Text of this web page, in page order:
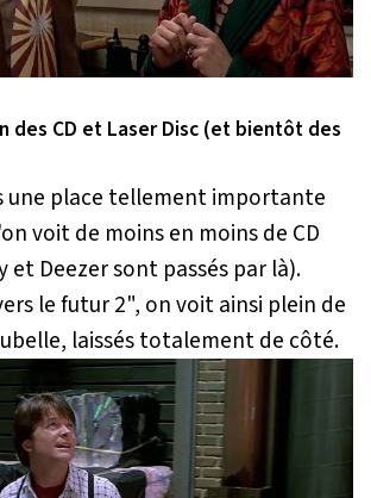
des CD et Laser Disc (et bientôt des
une place tellement importante
voit de moins en moins de CD
et Deezer sont passés par là).
le futur 2", on voit ainsi plein de
laissés totalement de côté.